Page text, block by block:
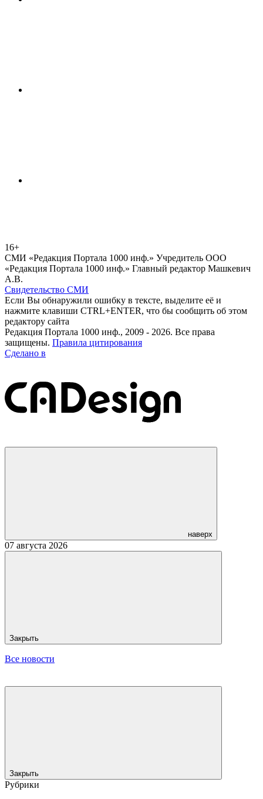
16+
СМИ «Редакция Портала 1000 инф.» Учредитель ООО
«Редакция Портала 1000 инф.» Главный редактор Машкевич
А.В.
Свидетельство СМИ
Если Вы обнаружили ошибку в тексте, выделите её и
нажмите клавиши CTRL+ENTER, что бы сообщить об этом
редактору сайта
Редакция Портала 1000 инф., 2009 - 2026. Все права
защищены. Правила цитирования
Сделано в
наверх
07 августа 2026
Закрыть
Все новости
Закрыть
Рубрики